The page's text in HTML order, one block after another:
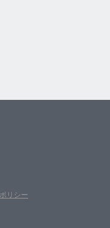
リシー